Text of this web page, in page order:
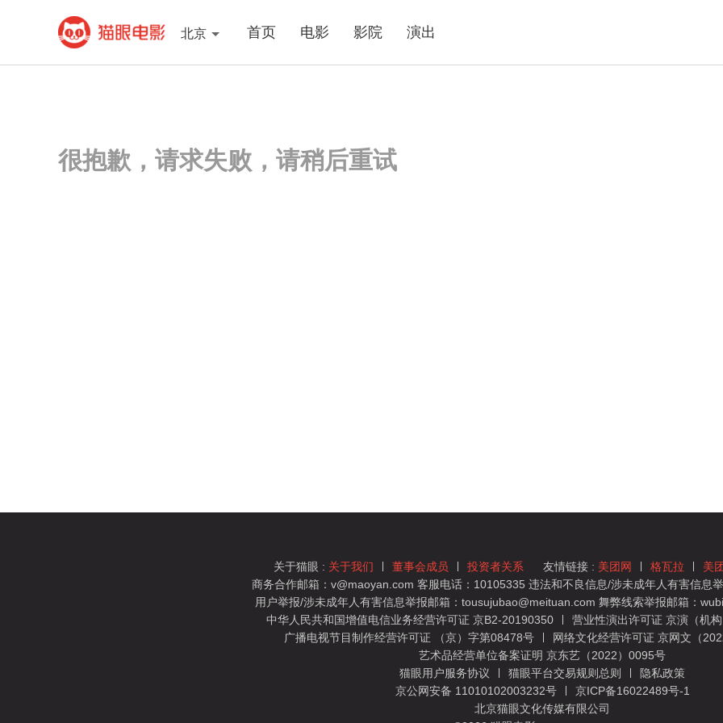
北京 首页 电影 影院 演出
很抱歉，请求失败，请稍后重试
关于猫眼 : 关于我们 董事会成员 投资者关系 友情链接 : 美团网 格瓦拉 美
商务合作邮箱：v@maoyan.com 客服电话：10105335 违法和不良信息/涉未成年人有害信息
用户举报/涉未成年人有害信息举报邮箱：tousujubao@meituan.com 舞弊线索举报邮箱：
中华人民共和国增值电信业务经营许可证 京B2-20190350
营业性演出许可证 京演（机
广播电视节目制作经营许可证 （京）字第08478号
网络文化经营许可证 京网文（
艺术品经营单位备案证明 京东艺（2022）0095号
猫眼用户服务协议
猫眼平台交易规则总则
隐私政策
京公网安备 11010102003232号
京ICP备16022489号-1
北京猫眼文化传媒有限公司